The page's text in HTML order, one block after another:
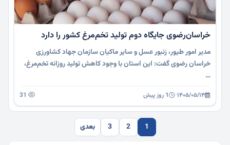
خراسان‌رضوی جایگاه دوم تولید تخم‌مرغ کشور را دارد
مدیر امور طیور، زنبور عسل و سایر ماکیان سازمان جهاد کشاورزی
خراسان رضوی گفت: این استان با وجود کاهش تولید روزانه تخم‌مرغ،
…
۱۴۰۵/۰۵/۱۴· 1 روز پیش
1
2
3 بعدی